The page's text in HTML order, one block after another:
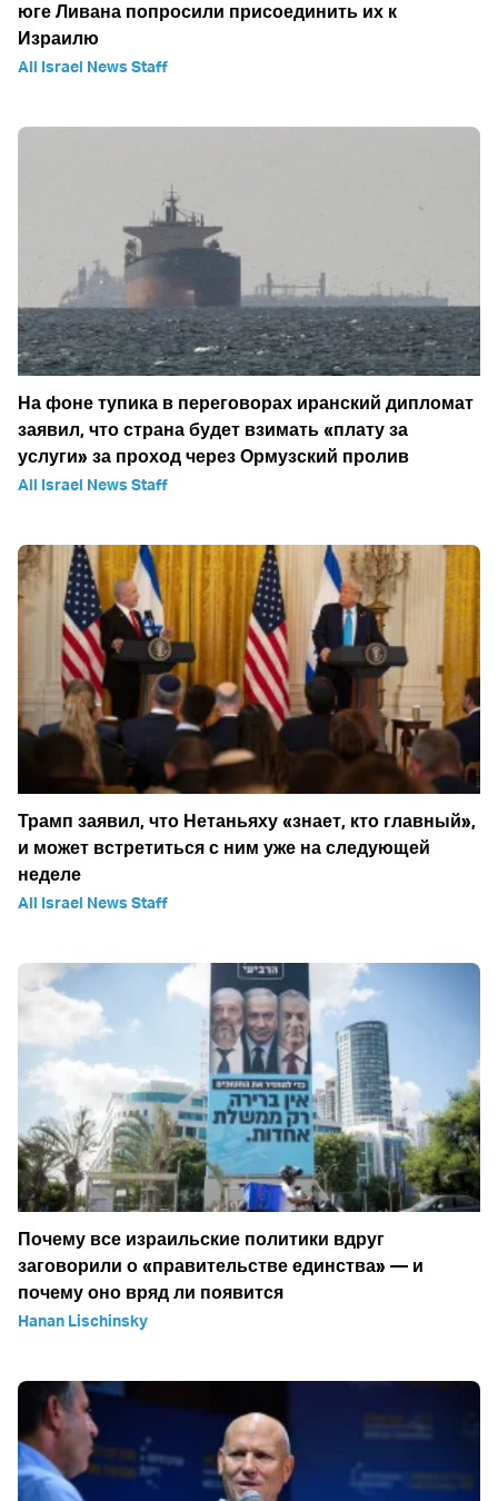
юге Ливана попросили присоединить их к
Израилю
All Israel News Staff
На фоне тупика в переговорах иранский дипломат
заявил, что страна будет взимать «плату за
услуги» за проход через Ормузский пролив
All Israel News Staff
Трамп заявил, что Нетаньяху «знает, кто главный»,
и может встретиться с ним уже на следующей
неделе
All Israel News Staff
Почему все израильские политики вдруг
заговорили о «правительстве единства» — и
почему оно вряд ли появится
Hanan Lischinsky